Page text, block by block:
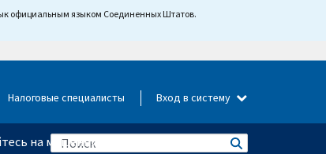
официальным языком Соединенных Штатов.
Налоговые специалисты Вход в систему
на мошенничество